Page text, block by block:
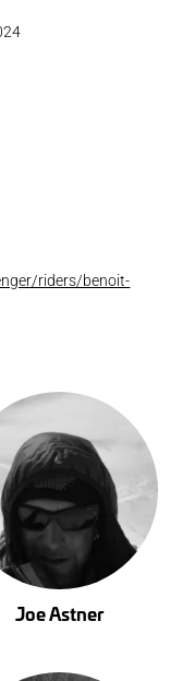
riders/benoit-
Joe Astner